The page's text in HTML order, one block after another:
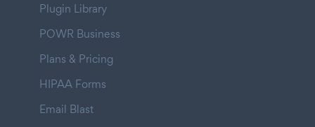
Plugin Library
POWR Business
Plans & Pricing
HIPAA Forms
Email Blast